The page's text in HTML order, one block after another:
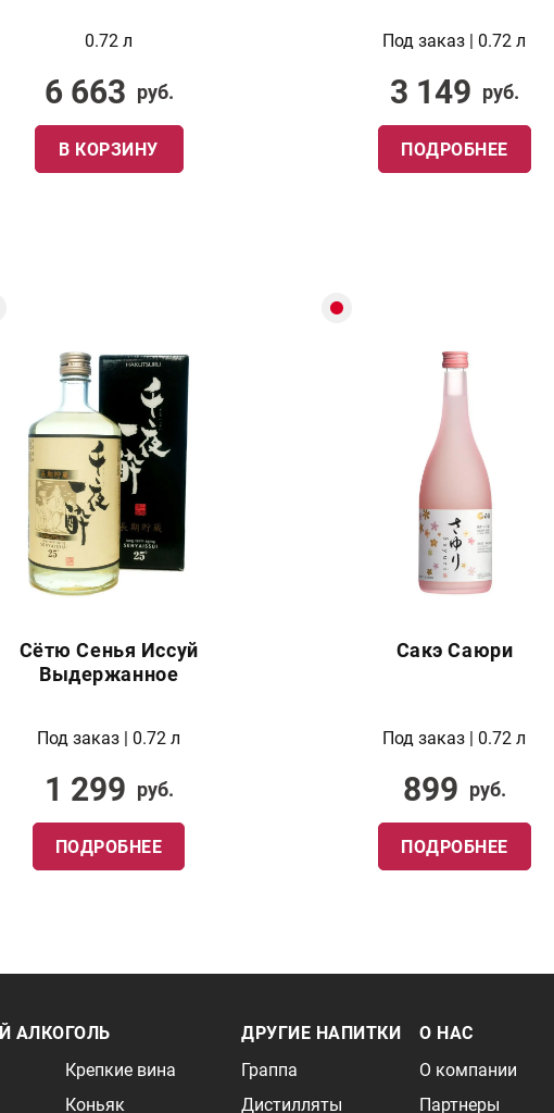
0.72 л
6 663 руб.
В КОРЗИНУ
Под заказ | 0.72 л
3 149 руб.
ПОДРОБНЕЕ
Сётю Сенья Иссуй
Выдержанное
Под заказ | 0.72 л
1 299 руб.
ПОДРОБНЕЕ
Сакэ Саюри
Под заказ | 0.72 л
899 руб.
ПОДРОБНЕЕ
АЛКОГОЛЬ
Крепкие вина
Коньяк
ДРУГИЕ НАПИТКИ
Граппа
Дистилляты
О НАС
О компании
Партнеры